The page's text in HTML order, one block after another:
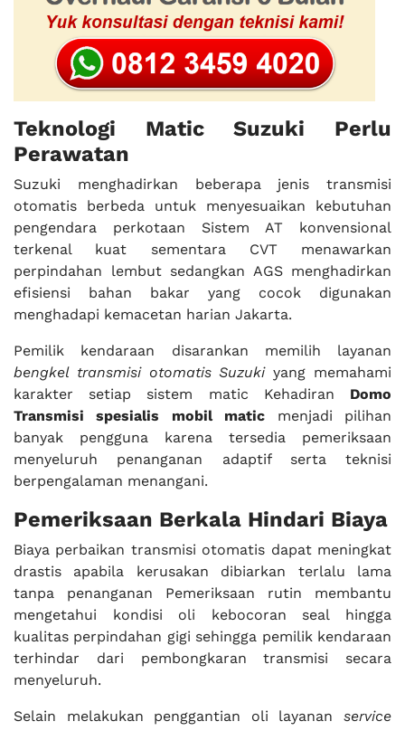
Teknologi Matic Suzuki Perlu
Perawatan
Suzuki menghadirkan beberapa jenis transmisi
otomatis berbeda untuk menyesuaikan kebutuhan
pengendara perkotaan Sistem AT konvensional
terkenal kuat sementara CVT menawarkan
perpindahan lembut sedangkan AGS menghadirkan
efisiensi bahan bakar yang cocok digunakan
menghadapi kemacetan harian Jakarta.
Pemilik kendaraan disarankan memilih layanan
bengkel transmisi otomatis Suzukiyang memahami
karakter setiap sistem matic Kehadiran Domo
Transmisi spesialis mobil matic menjadi pilihan
banyak pengguna karena tersedia pemeriksaan
menyeluruh penanganan adaptif serta teknisi
berpengalaman menangani.
Pemeriksaan Berkala Hindari Biaya
Biaya perbaikan transmisi otomatis dapat meningkat
drastis apabila kerusakan dibiarkan terlalu lama
tanpa penanganan Pemeriksaan rutin membantu
mengetahui kondisi oli kebocoran seal hingga
kualitas perpindahan gigi sehingga pemilik kendaraan
terhindar dari pembongkaran transmisi secara
menyeluruh.
Selain melakukan penggantian oli layanan service